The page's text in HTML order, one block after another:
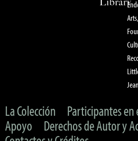
La Colección
Participantes
Apoyo
Derechos de Autor y